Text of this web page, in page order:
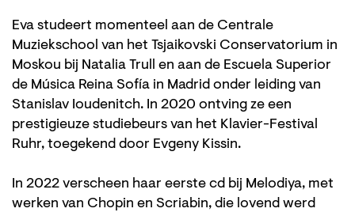
Eva studeert momenteel aan de Centrale
Muziekschool van het Tsjaikovski Conservatorium in
Moskou bij Natalia Trull en aan de Escuela Superior
de Música Reina Sofía in Madrid onder leiding van
Stanislav Ioudenitch. In 2020 ontving ze een
prestigieuze studiebeurs van het Klavier-Festival
Ruhr, toegekend door Evgeny Kissin.
In 2022 verscheen haar eerste cd bij Melodiya, met
werken van Chopin en Scriabin, die lovend werd